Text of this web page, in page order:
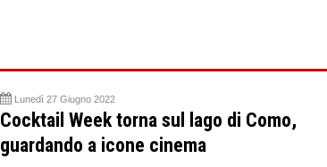
Lunedì 27 Giugno 2022
Cocktail Week torna sul lago di Como,
guardando a icone cinema